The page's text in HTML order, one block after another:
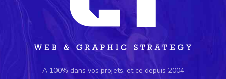
A 100% dans vos projets, et ce depuis 2004